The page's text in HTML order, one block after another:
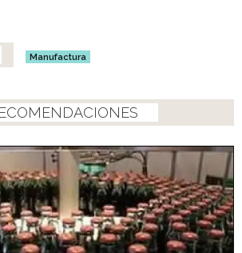
Manufactura